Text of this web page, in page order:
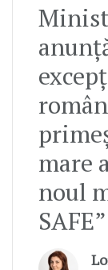
mare
noul
SAFE”